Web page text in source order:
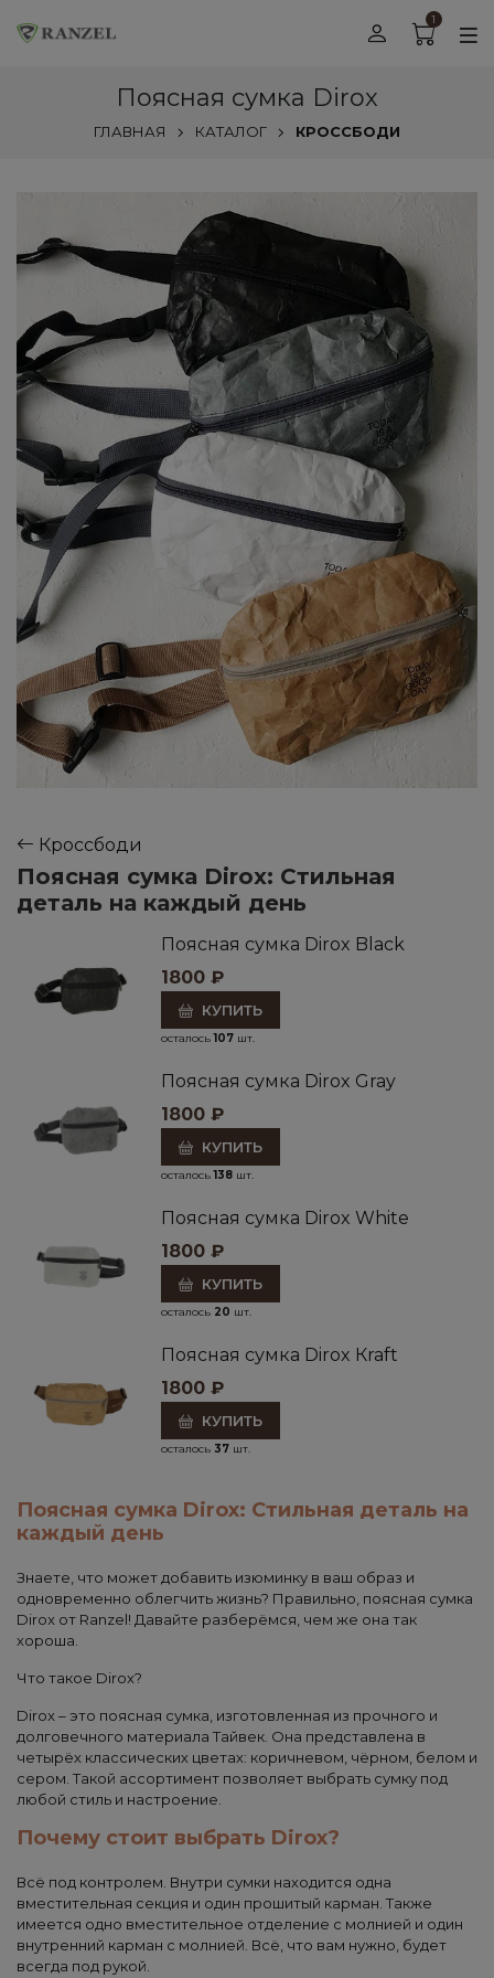
1
Поясная сумка Dirox
ГЛАВНАЯ КАТАЛОГ КРОССБОДИ
Кроссбоди
Поясная сумка Dirox: Стильная
деталь на каждый день
Поясная сумка Dirox Black
1800 ₽
КУПИТЬ
осталось107шт.
Поясная сумка Dirox Gray
1800 ₽
КУПИТЬ
осталось138шт.
Поясная сумка Dirox White
1800 ₽
КУПИТЬ
осталось 20 шт.
Поясная сумка Dirox Кraft
1800 ₽
КУПИТЬ
осталось 37шт.
Поясная сумка Dirox: Стильная деталь на
каждый день
Знаете, что может добавить изюминку в ваш образ и
одновременно облегчить жизнь? Правильно, поясная сумка
Dirox от Ranzel! Давайте разберёмся, чем же она так
хороша.
Что такое Dirox?
Dirox – это поясная сумка, изготовленная из прочного и
долговечного материала Тайвек. Она представлена в
четырёх классических цветах: коричневом, чёрном, белом и
сером. Такой ассортимент позволяет выбрать сумку под
любой стиль и настроение.
Почему стоит выбрать Dirox?
Всё под контролем. Внутри сумки находится одна
вместительная секция и один прошитый карман. Также
имеется одно вместительное отделение с молнией и один
внутренний карман с молнией. Всё, что вам нужно, будет
всегда под рукой.